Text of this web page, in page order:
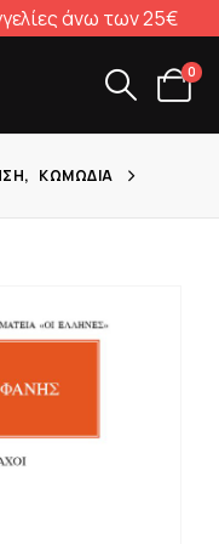
άνω των 25€
0
, ΚΩΜΩΔΊΑ